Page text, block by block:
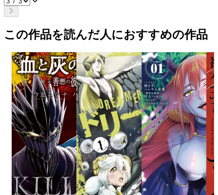
この作品を読んだ人におすすめの作品